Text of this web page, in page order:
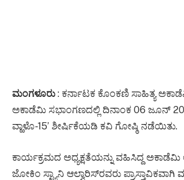
ಮಂಗಳೂರು: ಕರ್ನಾಟಕ ಕೊಂಕಣಿ ಸಾಹಿತ್ಯ
ಅಕಾಡೆಮಿ ಸಭಾಂಗಣದಲ್ಲಿ ದಿನಾಂಕ 06 ಜೂನ್
ವ್ಹಾಳೊ-15’ ಶೀರ್ಷಿಕೆಯಡಿ ಕವಿ ಗೋಷ್ಠಿ ನಡೆಯಿತು.
ಕಾರ್ಯಕ್ರಮದ ಅಧ್ಯಕ್ಷತೆಯನ್ನು ವಹಿಸಿದ್ದ ಅಕಾಡೆಮಿ
ಜೋಕಿಂ ಸ್ಟ್ಯಾನಿ ಆಲ್ವಾರಿಸ್‌ರವರು ಪ್ರಾಸ್ತಾವಿಕವಾಗಿ